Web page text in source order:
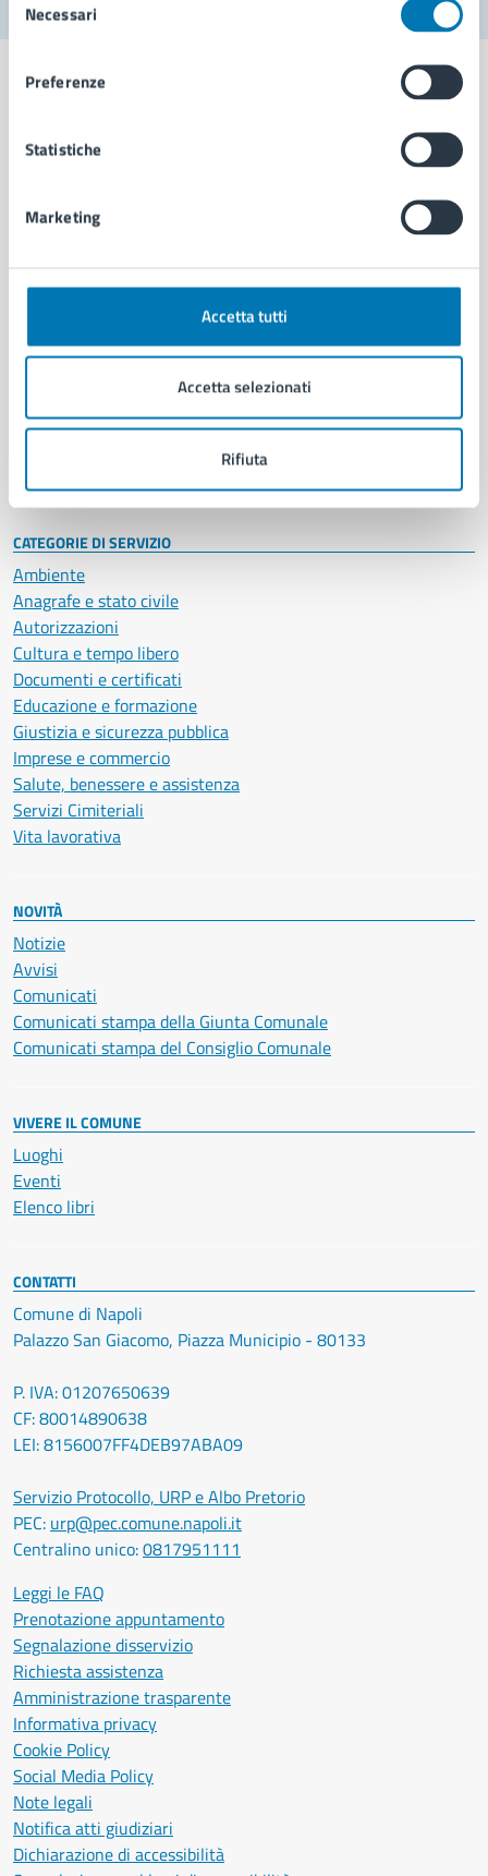
delNecessari
Preferenze
Statistiche
Marketing
Accetta tutti
Accetta selezionati
Rifiuta
Comune di Napoli
AMMINISTRAZIONE
Organi di governo
Enti e fondazioni
Personale amministrativo
Intranet, posta aziendale e protocollo
CATEGORIE DI SERVIZIO
Ambiente
Anagrafe e stato civile
Autorizzazioni
Cultura e tempo libero
Documenti e certificati
Educazione e formazione
Giustizia e sicurezza pubblica
Imprese e commercio
Salute, benessere e assistenza
Servizi Cimiteriali
Vita lavorativa
NOVITÀ
Notizie
Avvisi
Comunicati
Comunicati stampa della Giunta Comunale
Comunicati stampa del Consiglio Comunale
VIVERE IL COMUNE
Luoghi
Eventi
Elenco libri
CONTATTI
Comune di Napoli
Palazzo San Giacomo, Piazza Municipio - 80133
P. IVA: 01207650639
CF: 80014890638
LEI: 8156007FF4DEB97ABA09
Servizio Protocollo, URP e Albo Pretorio
PEC: urp@pec.comune.napoli.it
Centralino unico:0817951111
Leggi le FAQ
Prenotazione appuntamento
Segnalazione disservizio
Richiesta assistenza
Amministrazione trasparente
Informativa privacy
Cookie Policy
Social Media Policy
Note legali
Notifica atti giudiziari
Dichiarazione di accessibilità